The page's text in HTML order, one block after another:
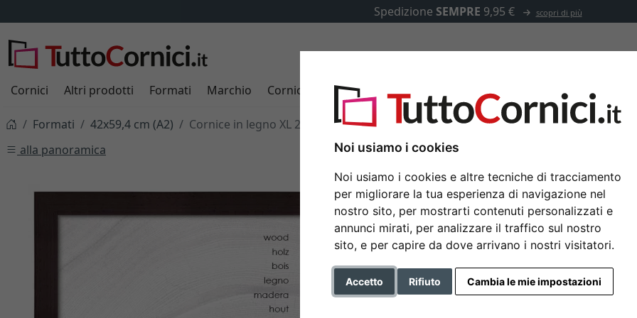
Noi usiamo i cookies
Noi usiamo i cookies e altre tecniche di tracciamento
per migliorare la tua esperienza di navigazione nel
nostro sito, per mostrarti contenuti personalizzati e
annunci mirati, per analizzare il traffico sul nostro
sito, e per capire da dove arrivano i nostri visitatori.
Accetto Rifiuto Cambia le mie impostazioni
✓500.000 articoli tra cui scegliere
Cornici Altri prodotti Formati Marchio Cornici su misura Passepartout Accessori
Formati 42x59,4 cm (A2)
Cornice in legno XL 23
alla panoramica
Cornice in legno XL
Nielsen Cornice in legno XL
Formato
Colore